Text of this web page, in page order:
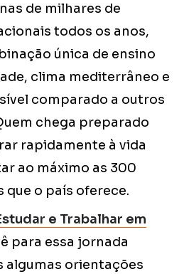
de milhares de
todos os anos,
única de ensino
clima mediterrâneo e
comparado a outros
chega preparado
rapidamente à vida
ao máximo as 300
que o país oferece.
e Trabalhar em
para essa jornada
algumas orientações